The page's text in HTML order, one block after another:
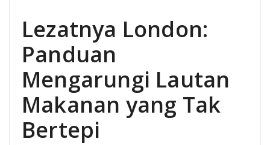
Lezatnya London:
Panduan
Mengarungi Lautan
Makanan yang Tak
Bertepi